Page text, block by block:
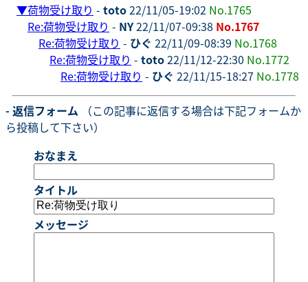
▼荷物受け取り - toto22/11/05-19:02 No.1765
Re:荷物受け取り - NY22/11/07-09:38 No.1767
Re:荷物受け取り - ひぐ 22/11/09-08:39 No.1768
Re:荷物受け取り - toto22/11/12-22:30 No.1772
Re:荷物受け取り - ひぐ 22/11/15-18:27 No.1778
- 返信フォーム （この記事に返信する場合は下記フォームか
ら投稿して下さい）
おなまえ
タイトル
メッセージ